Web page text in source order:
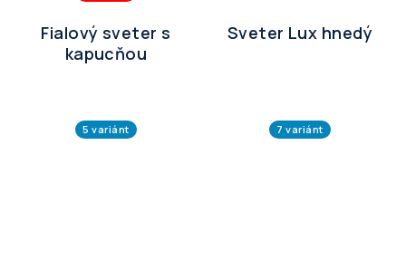
Fialový sveter s
kapucňou
5 variánt
Sveter Lux hnedý
7 variánt